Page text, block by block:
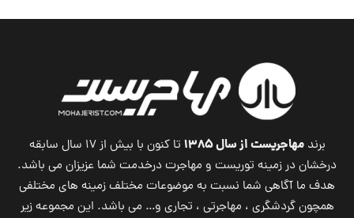
برندمهاجریست از سال ۱۳۸۵
تا کنون با بیش از ۱۷ سال سابقه
درخشان در زمینه توریست و مهاجرت درخدمت شما عزیزان می باشد.
هدف ما آگاهی شما نسبت به موضوعات مختلف زمینه های مختلفی
همچون گردشگری ، مهاجرتی ، تجاری و… می باشد. این مجموعه زیر